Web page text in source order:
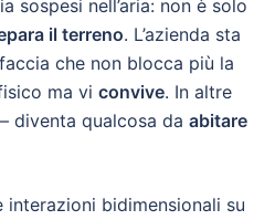
sospesi nell’aria: non è solo
il terreno. L’azienda sta
che non blocca più la
ma vi convive. In altre
diventa qualcosa da abitare
bidimensionali su